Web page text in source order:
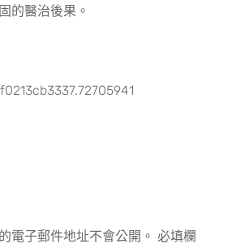
的醫治後果。
電子郵件地址不會公開。 必填欄